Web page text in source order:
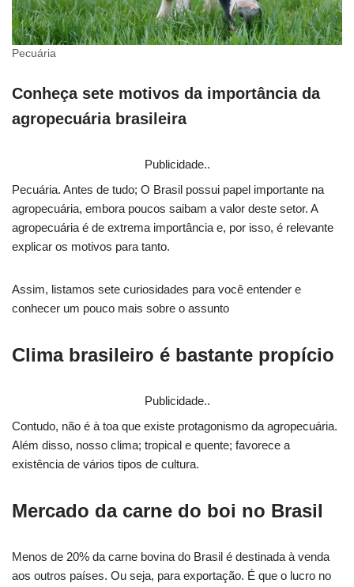
Pecuária
Conheça sete motivos da importância da
agropecuária brasileira
Publicidade..
Pecuária. Antes de tudo; O Brasil possui papel importante na
agropecuária, embora poucos saibam a valor deste setor. A
agropecuária é de extrema importância e, por isso, é relevante
explicar os motivos para tanto.
Assim, listamos sete curiosidades para você entender e
conhecer um pouco mais sobre o assunto
Clima brasileiro é bastante propício
Publicidade..
Contudo, não é à toa que existe protagonismo da agropecuária.
Além disso, nosso clima; tropical e quente; favorece a
existência de vários tipos de cultura.
Mercado da carne do boi no Brasil
Menos de 20% da carne bovina do Brasil é destinada à venda
aos outros países. Ou seja, para exportação. É que o lucro no